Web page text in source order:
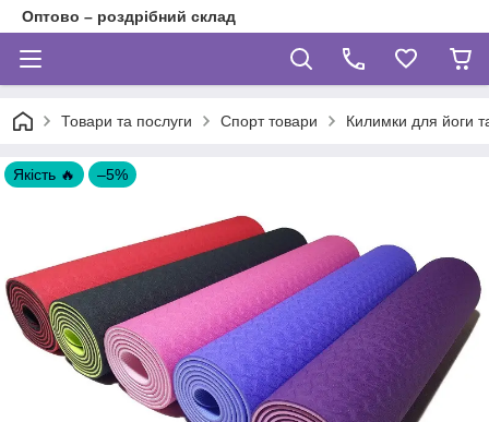
Оптово – роздрібний склад
Товари та послуги Спорт товари Килимки для йоги
Якість 🔥 –5%